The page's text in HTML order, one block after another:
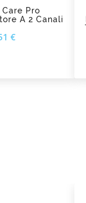
Care Pro
A 2 Canali
€